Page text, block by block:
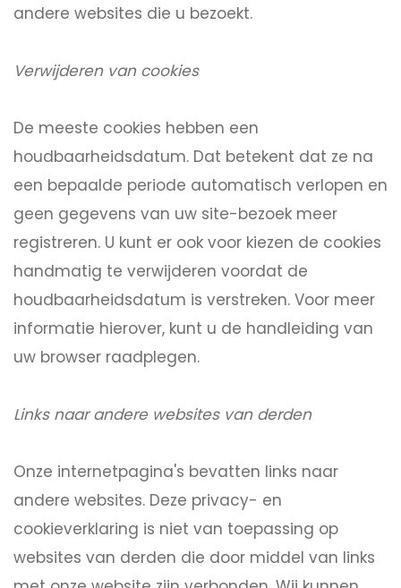
andere websites die u bezoekt.
Verwijderen van cookies
De meeste cookies hebben een
houdbaarheidsdatum. Dat betekent dat ze na
een bepaalde periode automatisch verlopen en
geen gegevens van uw site-bezoek meer
registreren. U kunt er ook voor kiezen de cookies
handmatig te verwijderen voordat de
houdbaarheidsdatum is verstreken. Voor meer
informatie hierover, kunt u de handleiding van
uw browser raadplegen.
Links naar andere websites van derden
Onze internetpagina's bevatten links naar
andere websites. Deze privacy- en
cookieverklaring is niet van toepassing op
websites van derden die door middel van links